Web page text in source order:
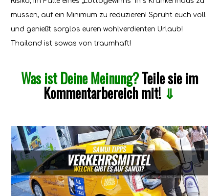
müssen, auf ein Minimum zu reduzieren! Sprüht euch voll
und genießt sorglos euren wohlverdienten Urlaub!
Thailand ist sowas von traumhaft!
Was ist Deine Meinung?Teile sie im
Kommentarbereich mit!⇓